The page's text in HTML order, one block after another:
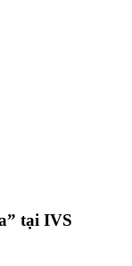
tại IVS